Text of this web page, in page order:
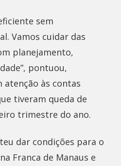
sem
Vamos cuidar das
planejamento,
pontuou,
às contas
tiveram queda de
trimestre do ano.
dar condições para o
Franca de Manaus e